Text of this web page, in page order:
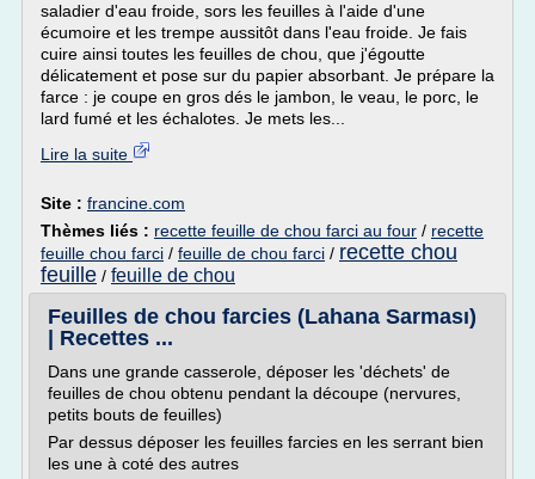
saladier d'eau froide, sors les feuilles à l'aide d'une
écumoire et les trempe aussitôt dans l'eau froide. Je fais
cuire ainsi toutes les feuilles de chou, que j'égoutte
délicatement et pose sur du papier absorbant. Je prépare la
farce : je coupe en gros dés le jambon, le veau, le porc, le
lard fumé et les échalotes. Je mets les...
Lire la suite
Site : francine.com
Thèmes liés : recette feuille de chou farci au four / recette
feuille chou farci / feuille de chou farci / recette chou
feuille / feuille de chou
Feuilles de chou farcies (Lahana Sarması)
| Recettes ...
Dans une grande casserole, déposer les 'déchets' de
feuilles de chou obtenu pendant la découpe (nervures,
petits bouts de feuilles)
Par dessus déposer les feuilles farcies en les serrant bien
les une à coté des autres